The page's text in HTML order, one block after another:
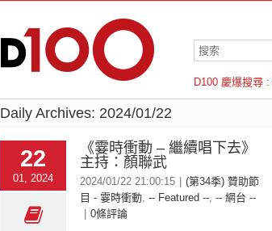
D100 慶爆搜尋 :
羅倫斯
Daily Archives: 2024/01/22
22
01, 2024
《霎時衝動 – 繼續唱下去》
主持：顏聯武
2024/01/22 21:00:15
(第34季) 贊助節
目 - 霎時衝動, -- Featured --, -- 網台 --
0條評論